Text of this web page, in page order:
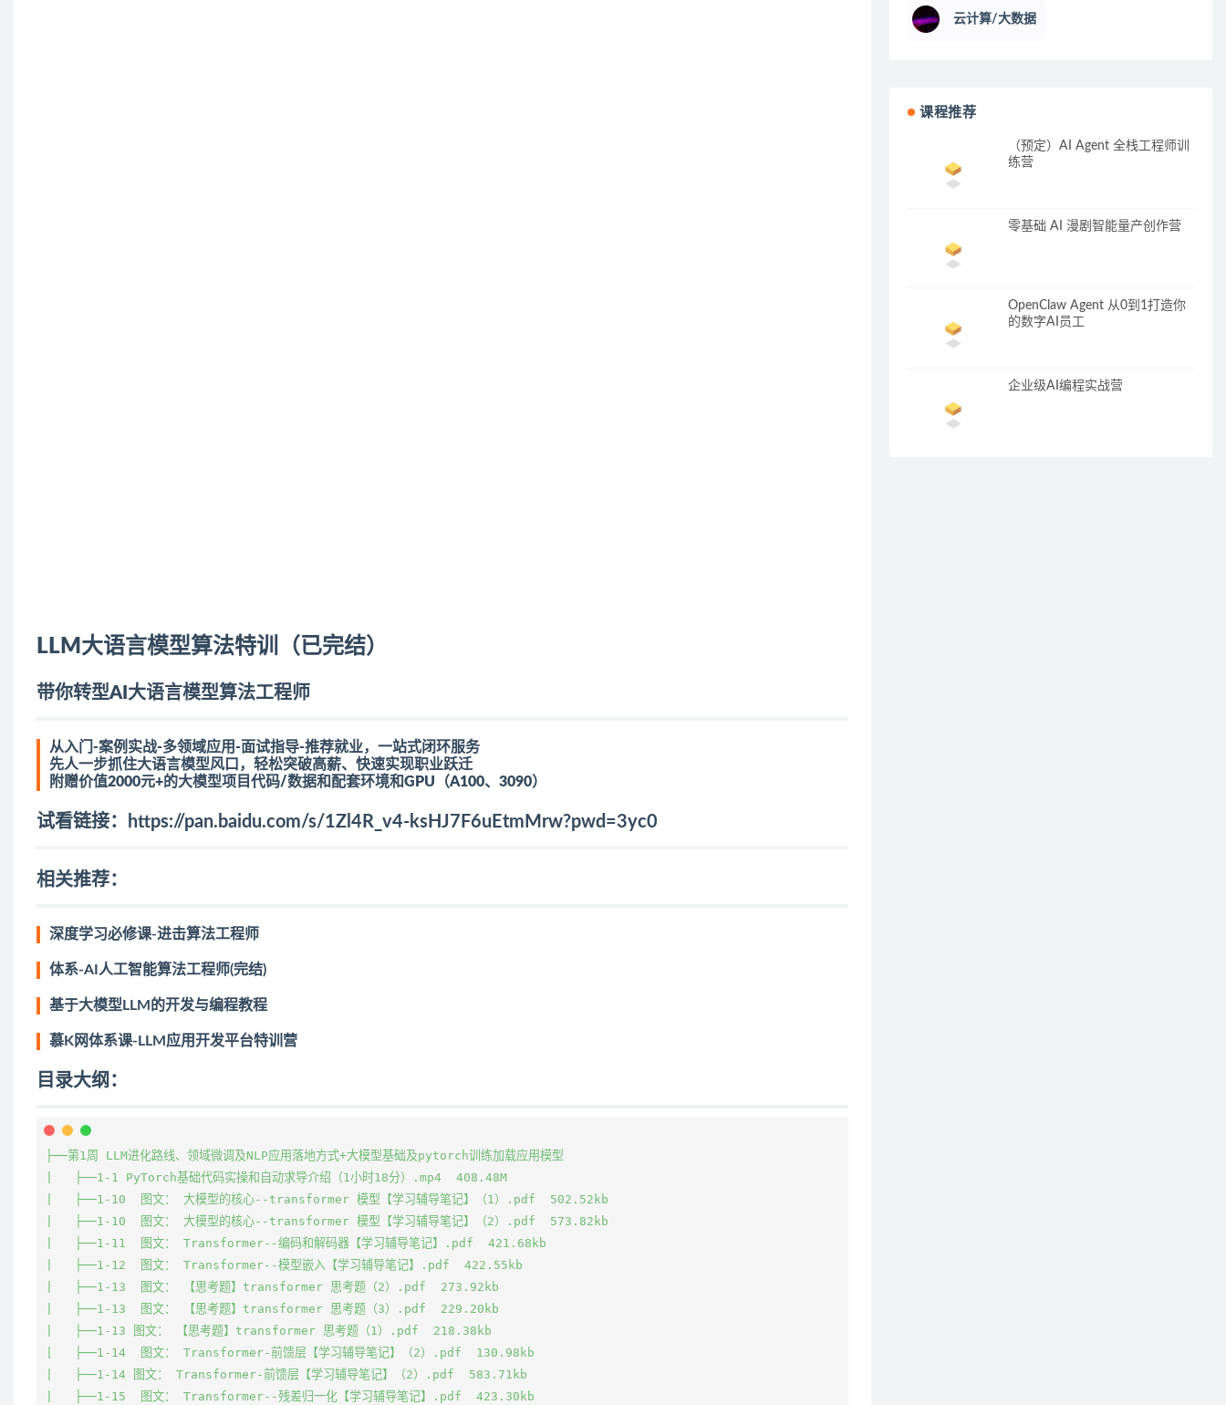
LLM大语言模型算法特训（已完结）
带你转型AI大语言模型算法工程师
从入门-案例实战-多领域应用-面试指导-推荐就业，一站式闭环服务
先人一步抓住大语言模型风口，轻松突破高薪、快速实现职业跃迁
附赠价值2000元+的大模型项目代码/数据和配套环境和GPU（A100、3090）
试看链接： https://pan.baidu.com/s/1Zl4R_v4-ksHJ7F6uEtmMrw?pwd=3yc0
相关推荐：
深度学习必修课-进击算法工程师
体系-AI人工智能算法工程师(完结)
基于大模型LLM的开发与编程教程
慕K网体系课-LLM应用开发平台特训营
目录大纲：
├──第1周 LLM进化路线、领域微调及NLP应用落地方式+大模型基础及pytorch训练加载应用模型
|   ├──1-1 PyTorch基础代码实操和自动求导介绍（1小时18分）.mp4  408.48M
|   ├──1-10  图文： 大模型的核心--transformer 模型【学习辅导笔记】（1）.pdf  502.52kb
|   ├──1-10  图文： 大模型的核心--transformer 模型【学习辅导笔记】（2）.pdf  573.82kb
|   ├──1-11  图文： Transformer--编码和解码器【学习辅导笔记】.pdf  421.68kb
|   ├──1-12  图文： Transformer--模型嵌入【学习辅导笔记】.pdf  422.55kb
|   ├──1-13  图文： 【思考题】transformer 思考题（2）.pdf  273.92kb
|   ├──1-13  图文： 【思考题】transformer 思考题（3）.pdf  229.20kb
|   ├──1-13 图文： 【思考题】transformer 思考题（1）.pdf  218.38kb
|   ├──1-14  图文： Transformer-前馈层【学习辅导笔记】（2）.pdf  130.98kb
|   ├──1-14 图文： Transformer-前馈层【学习辅导笔记】（2）.pdf  583.71kb
|   ├──1-15  图文： Transformer--残差归一化【学习辅导笔记】.pdf  423.30kb
云计算/大数据
课程推荐
（预定）AI Agent 全栈工程师训
练营
零基础 AI 漫剧智能量产创作营
OpenClaw Agent 从0到1打造你
的数字AI员工
企业级AI编程实战营